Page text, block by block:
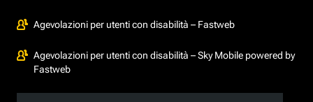
Agevolazioni per utenti con disabilità – Fastweb
Agevolazioni per utenti con disabilità – Sky Mobile powered by
Fastweb